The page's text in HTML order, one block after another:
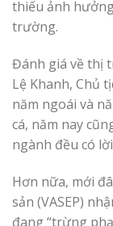
thiếu ảnh
trường.
Đánh giá về thị
Lệ Khanh, Chủ
năm ngoái và
cá, năm nay
ngành đều có
Hơn nữa, mới
sản (VASEP)
đang “trừng